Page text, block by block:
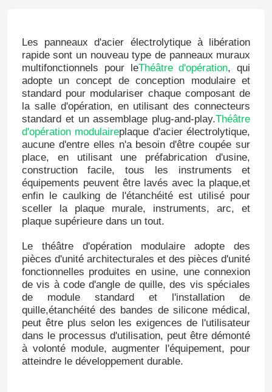
Les panneaux d'acier électrolytique à libération
rapide sont un nouveau type de panneaux muraux
multifonctionnels pour leThéâtre d'opération, qui
adopte un concept de conception modulaire et
standard pour modulariser chaque composant de
la salle d'opération, en utilisant des connecteurs
standard et un assemblage plug-and-play.Théâtre
d'opération modulaireplaque d'acier électrolytique,
aucune d'entre elles n'a besoin d'être coupée sur
place, en utilisant une préfabrication d'usine,
construction facile, tous les instruments et
équipements peuvent être lavés avec la plaque,et
enfin le caulking de l'étanchéité est utilisé pour
sceller la plaque murale, instruments, arc, et
plaque supérieure dans un tout.
Le théâtre d'opération modulaire adopte des
pièces d'unité architecturales et des pièces d'unité
fonctionnelles produites en usine, une connexion
de vis à code d'angle de quille, des vis spéciales
de module standard et l'installation de
quille,étanchéité des bandes de silicone médical,
peut être plus selon les exigences de l'utilisateur
dans le processus d'utilisation, peut être démonté
à volonté module, augmenter l'équipement, pour
atteindre le développement durable.